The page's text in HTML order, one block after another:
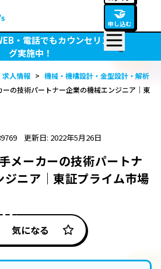
🤝
申し込む
・電話でもカウンセリン
グ実施中！
求人情報 > 機械・機構設計・金型設計・解析
ーの技術パートナー企業の機械エンジニア｜東
更新日: 2022年5月26日
メーカーの技術パートナ
ジニア｜東証プライム市場
気になる